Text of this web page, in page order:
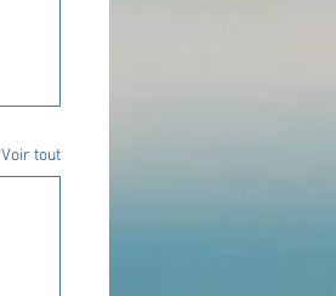
Voir tout